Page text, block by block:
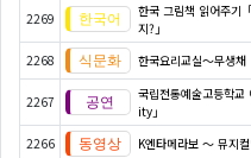
2269
한국 그림책 읽어주기
지?」
2268 한국요리교실〜무생채
2267
국립전통예술고등학
ity」
2266 K엔타메라보 ～ 뮤지